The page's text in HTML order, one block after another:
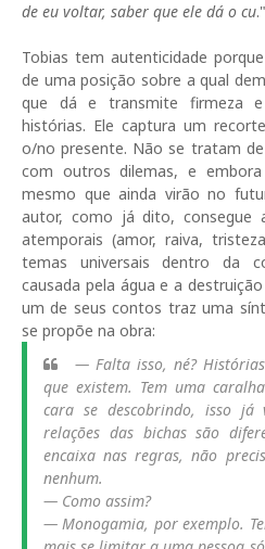
de eu voltar, saber que ele dá o cu
Tobias tem autenticidade
de uma posição sobre a qual
que dá e transmite firmeza
histórias. Ele captura um
o/no presente. Não se tratam
com outros dilemas, e
mesmo que ainda virão no
autor, como já dito, consegue
atemporais (amor, raiva,
temas universais dentro da
causada pela água e a
um de seus contos traz uma
se propõe na obra:
— Falta isso, né?
que existem. Tem uma
cara se descobrindo, isso já
relações das bichas são
encaixa nas regras, não
nenhum.
— Como assim?
— Monogamia, por exemplo.